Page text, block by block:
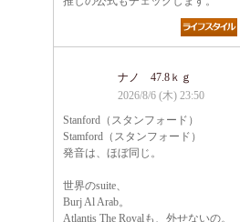
ナノ 47.8ｋｇ
2026/8/6 (木) 23:50
Stanford（スタンフォード）
Stamford（スタンフォード）
発音は、ほぼ同じ。
世界のsuite、
Burj Al Arab。
Atlantis The Royalも、外せないの。